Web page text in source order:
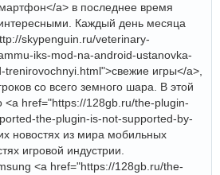
a> в последнее время
Каждый день месяца
skypenguin.ru/veterinary-
iks-mod-na-android-ustanovka-
игры</a>,
со всего земного шара. В этой
<a href="https://128gb.ru/the-plugin-
the-plugin-is-not-supported-by-
новостях из мира мобильных
игровой индустрии.
<a href="https://128gb.ru/the-